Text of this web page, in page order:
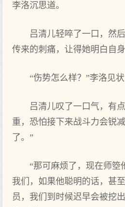
李洛沉思道。
吕清儿轻啐了一口，然
传来的刺痛，让得她明白自身
“伤势怎么样？”李洛见状
吕清儿叹了一口气，有
重，恐怕接下来战斗力会锐
了。”
“那可麻烦了，现在师箜
我们，如果他聪明的话，甚
员，我们到时候迟早会被挖